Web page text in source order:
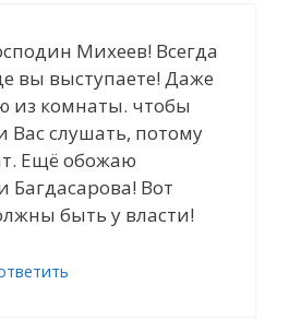
Михеев! Всегда
вы выступаете! Даже
из комнаты. чтобы
слушать, потому
Ещё обожаю
Багдасарова! Вот
быть у власти!